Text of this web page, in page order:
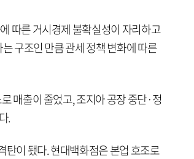
따른 거시경제 불확실성이 자리하고
구조인 만큼 관세 정책 변화에 따른
매출이 줄었고, 조지아 공장 중단·정
.
이 됐다. 현대백화점은 본업 호조로